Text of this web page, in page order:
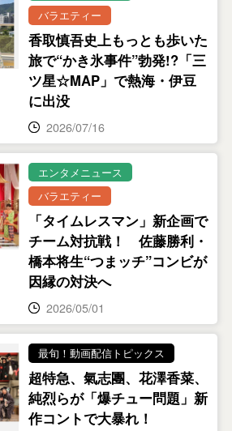
バラエティー
香取慎吾史上もっとも歩いた
旅で“かき氷事件”勃発!?「三
ツ星☆MAP」で熱海・伊豆
に出没
2026/07/16
エンタメニュース
バラエティー
「タイムレスマン」新企画で
チーム対抗戦！ 佐藤勝利・
橋本将生“つまッチ”コンビが
因縁の対決へ
2026/05/01
最旬！動画配信トピックス
超特急、氣志團、花澤香菜、
純烈らが「爆チュー問題」新
作コントで大暴れ！